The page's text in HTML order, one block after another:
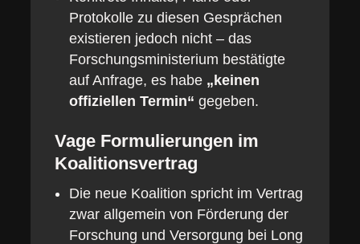
Protokolle zu diesen Gesprächen
existieren jedoch nicht – das
Forschungsministerium bestätigte
auf Anfrage, es habe „keinen
offiziellen Termin“ gegeben.
Vage Formulierungen im
Koalitionsvertrag
Die neue Koalition spricht im Vertrag
zwar allgemein von Förderung der
Forschung und Versorgung bei Long